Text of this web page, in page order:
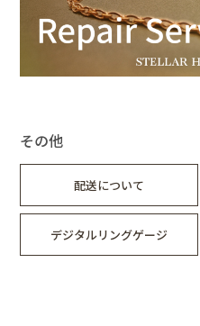
その他
配送について
デジタルリングゲージ